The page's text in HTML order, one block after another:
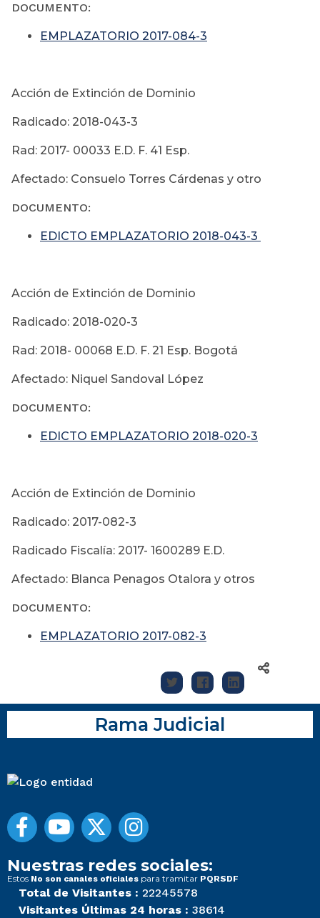
DOCUMENTO:
EMPLAZATORIO 2017-084-3
Acción de Extinción de Dominio
Radicado: 2018-043-3
Rad: 2017- 00033 E.D. F. 41 Esp.
Afectado: Consuelo Torres Cárdenas y otro
DOCUMENTO:
EDICTO EMPLAZATORIO 2018-043-3
Acción de Extinción de Dominio
Radicado: 2018-020-3
Rad: 2018- 00068 E.D. F. 21 Esp. Bogotá
Afectado: Niquel Sandoval López
DOCUMENTO:
EDICTO EMPLAZATORIO 2018-020-3
Acción de Extinción de Dominio
Radicado: 2017-082-3
Radicado Fiscalía: 2017- 1600289 E.D.
Afectado: Blanca Penagos Otalora y otros
DOCUMENTO:
EMPLAZATORIO 2017-082-3
Rama Judicial
Nuestras redes sociales:
Estos No son canales oficiales para tramitar PQRSDF
Total de Visitantes : 22245578
Visitantes Últimas 24 horas : 38614